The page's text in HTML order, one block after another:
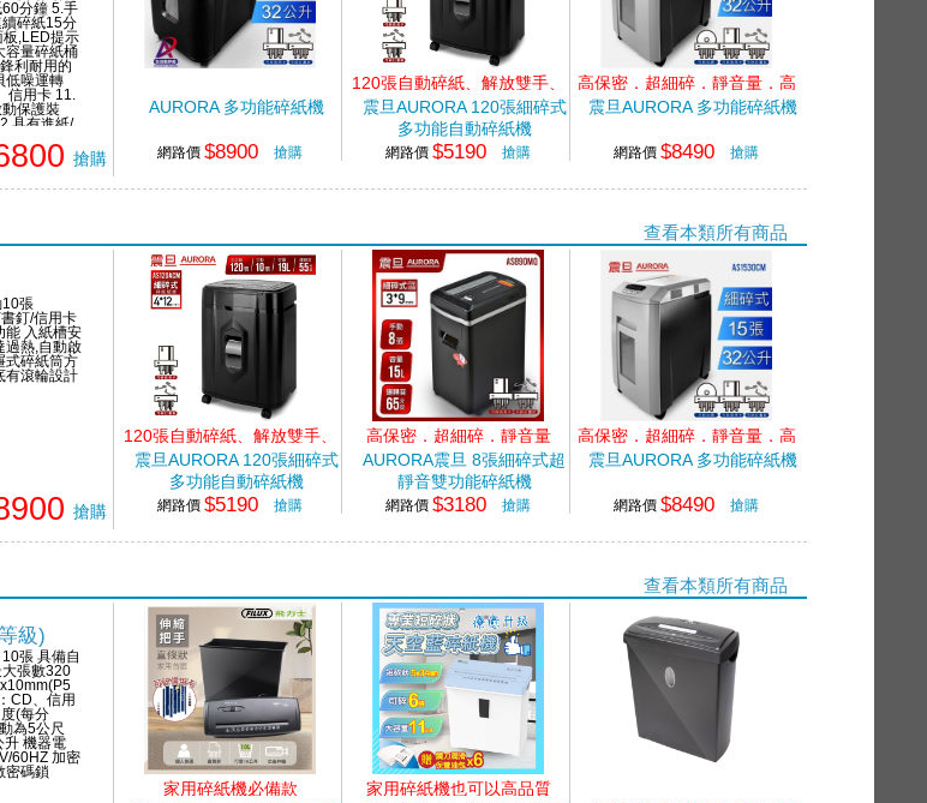
分鐘 5.手
碎紙15分
,LED提示
容量碎紙桶
利耐用的
低噪運轉
信用卡 11.
保護裝
具有進紙/
如與機頭
抽屜式 搶購
AURORA 多功能碎紙機
網路價 $8900 搶購
120張自動碎紙、解放雙手、
高碎量多功能
震旦AURORA 120張細碎式
多功能自動碎紙機
網路價 $5190 搶購
高保密．超細碎．靜音量．高
效能
震旦AURORA 多功能碎紙機
網路價 $8490 搶購
查看本類所有商品
10張
釘/信用卡
能 入紙槽安
過熱,自動啟
式碎紙筒方
有滾輪設計
搶購
120張自動碎紙、解放雙手、
高碎量多功能
震旦AURORA 120張細碎式
多功能自動碎紙機
網路價 $5190 搶購
高保密．超細碎．靜音量
AURORA震旦 8張細碎式超
靜音雙功能碎紙機
網路價 $3180 搶購
高保密．超細碎．靜音量．高
效能
震旦AURORA 多功能碎紙機
網路價 $8490 搶購
查看本類所有商品
級)
張 具備自
張數320
CD、信用
(每分
為5公尺
升 機器電
60HZ 加密
密碼鎖
家用碎紙機必備款
家用碎紙機也可以高品質